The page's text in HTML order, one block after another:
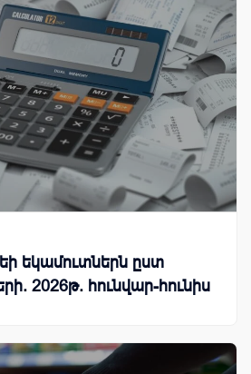
եկամուտներն ըստ
2026թ. հունվար-հունիս